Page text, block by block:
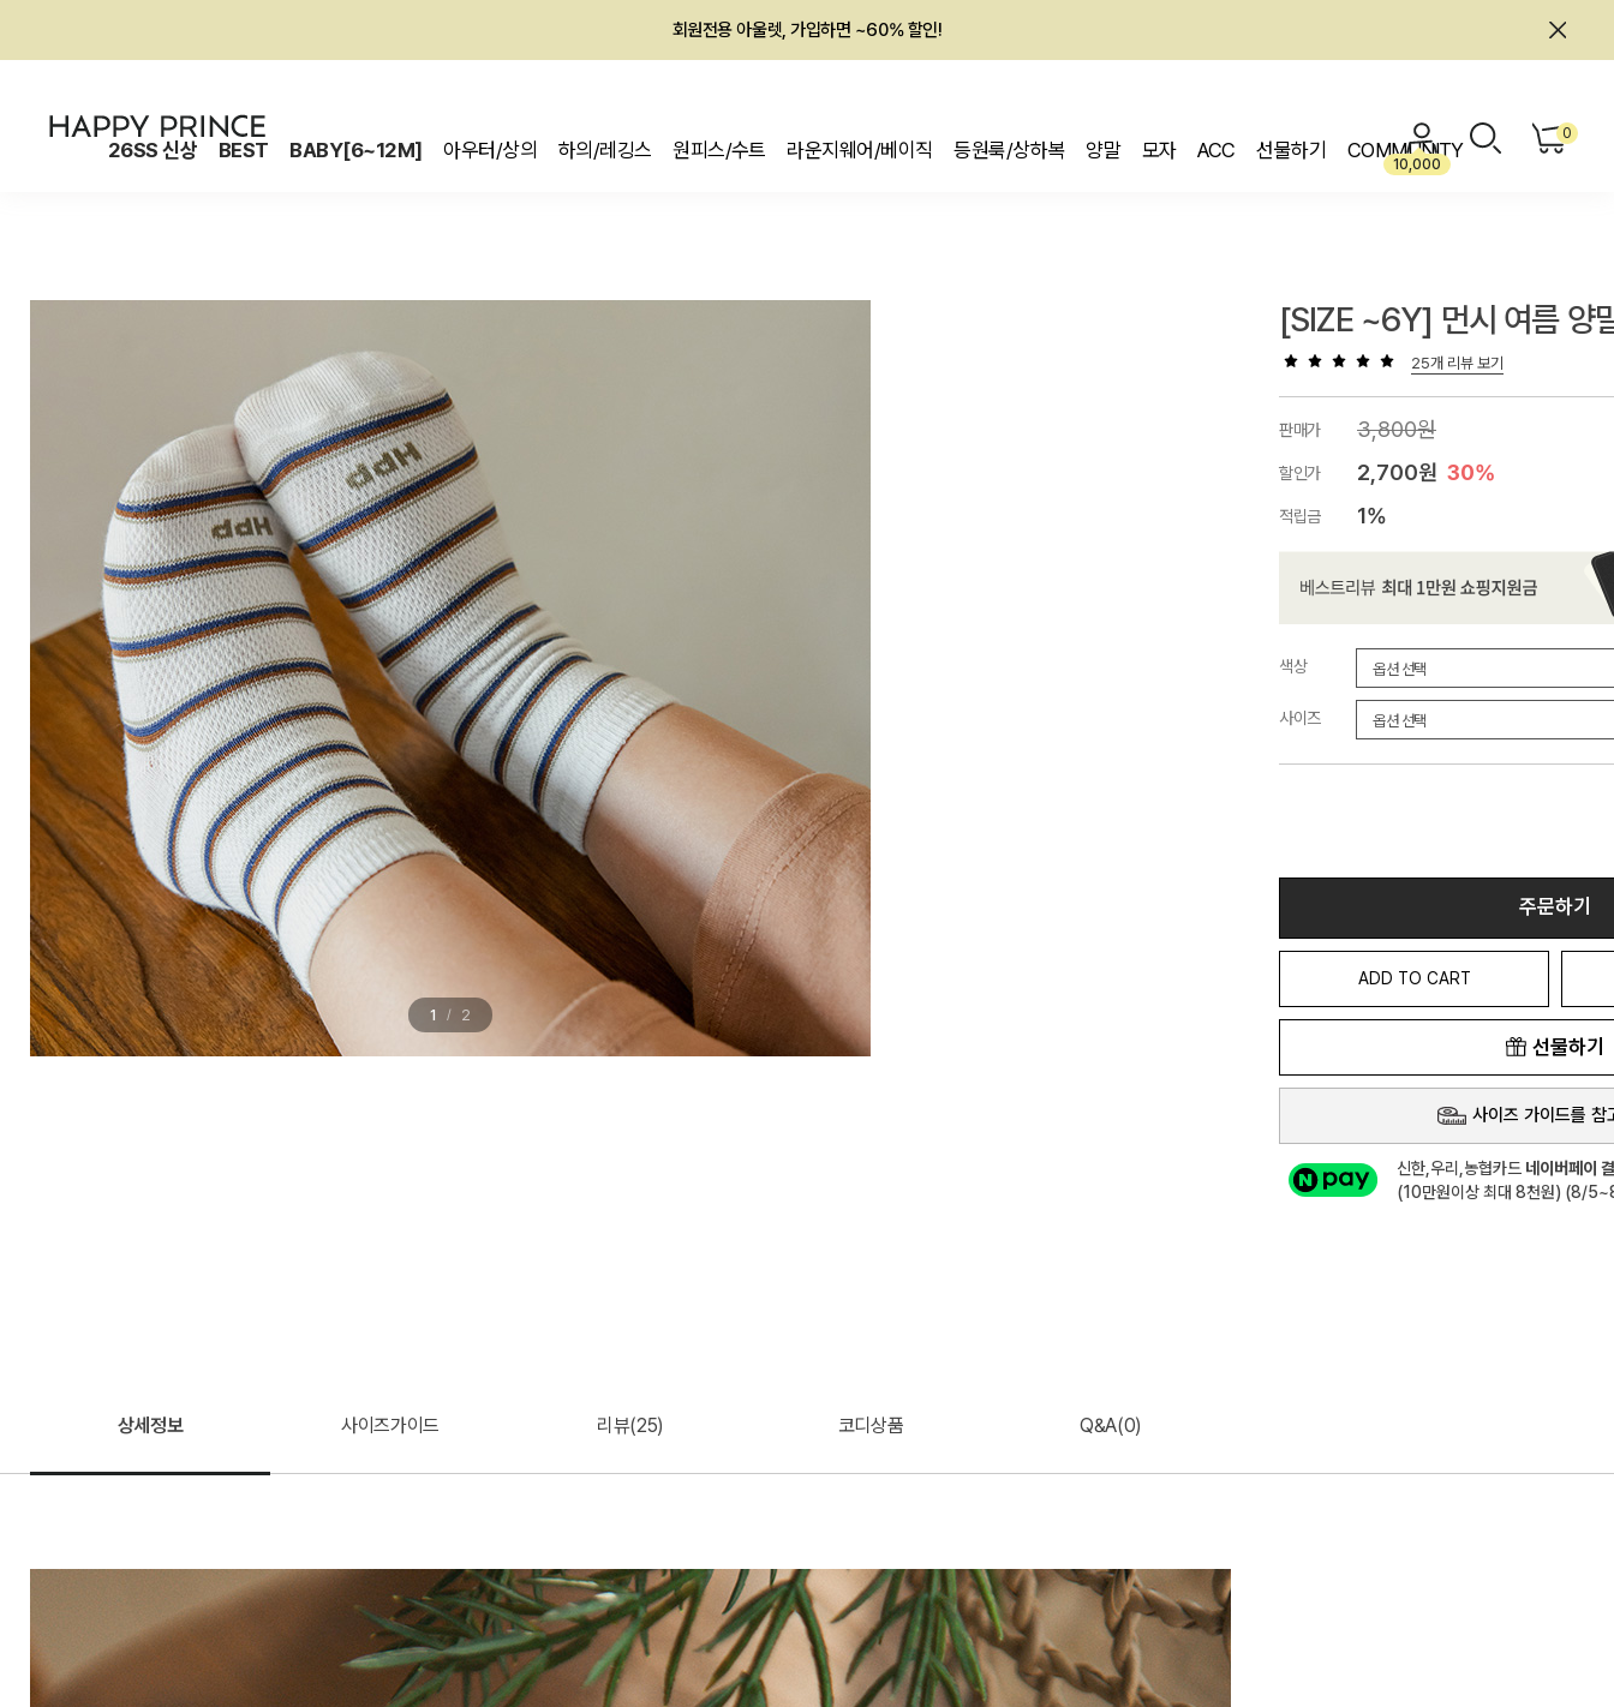
회원전용 아울렛, 가입하면 ~60% 할인!
26SS 신상 BEST BABY[6~12M] 아우터/상의 하의/레깅스 원피스/수트 라운지웨어/베이직 등원룩/상하복 양말 모자 ACC 선물하기 COMMUNITY
10,000
0
1 / 2
[SIZE ~6Y] 먼시 여름 양
25개 리뷰 보기
판매가 3,800원
할인가 2,700원 30%
적립금 1%
색상
사이즈
주문하기
ADD TO CART
선물하기
사이즈 가이드를 참
신한,우리,농협카드 네이버페이
(10만원이상 최대 8천원) (8/
상세정보 사이즈가이드 리뷰(25) 코디상품 Q&A(0)